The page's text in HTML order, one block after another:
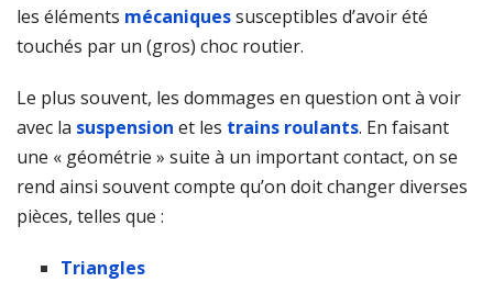
les éléments mécaniquessusceptibles d’avoir été
touchés par un (gros) choc routier.
Le plus souvent, les dommages en question ont à voir
avec la suspension et les trains roulants. En faisant
une « géométrie » suite à un important contact, on se
rend ainsi souvent compte qu’on doit changer diverses
pièces, telles que :
Triangles